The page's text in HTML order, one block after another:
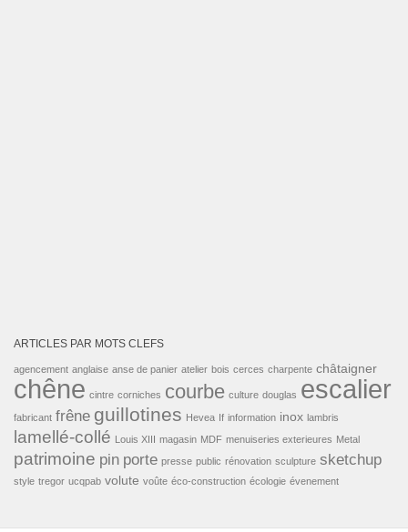
ARTICLES PAR MOTS CLEFS
agencement anglaise anse de panier atelier bois cerces charpente châtaigner
chêne cintre corniches courbe culture douglas escalier
fabricant frêne guillotines Hevea If information inox lambris
lamellé-collé Louis XIII magasin MDF menuiseries exterieures Metal
patrimoine pin porte presse public rénovation sculpture sketchup
style tregor ucqpab volute voûte éco-construction écologie évenement